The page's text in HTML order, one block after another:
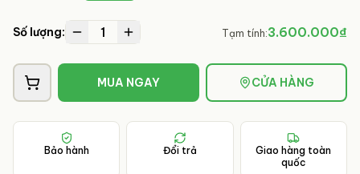
Số lượng: 1 Tạm tính:3.600.000₫
MUA NGAY CỬA HÀNG
Bảo hành Đổi trả
Giao hàng toàn
quốc